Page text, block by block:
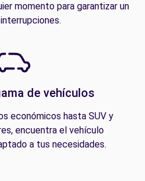
momento para garantizar un
de vehículos
económicos hasta SUV y
encuentra el vehículo
a tus necesidades.